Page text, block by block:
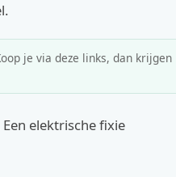
je via deze links, dan krijgen
elektrische fixie